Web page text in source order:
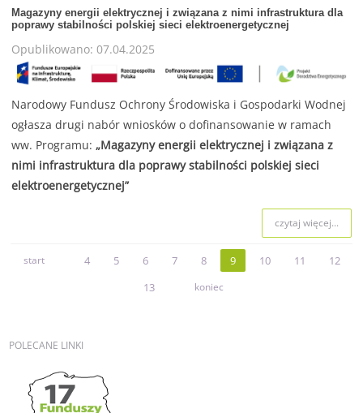
Magazyny energii elektrycznej i związana z nimi infrastruktura dla
poprawy stabilności polskiej sieci elektroenergetycznej
Opublikowano: 07.04.2025
Narodowy Fundusz Ochrony Środowiska i Gospodarki Wodnej
ogłasza drugi nabór wniosków o dofinansowanie w ramach
ww. Programu: „Magazyny energii elektrycznej i związana z
nimi infrastruktura dla poprawy stabilności polskiej sieci
elektroenergetycznej”
czytaj więcej...
start 4 5 6 7 8 9 10 11
12
13
koniec
POLECANE LINKI